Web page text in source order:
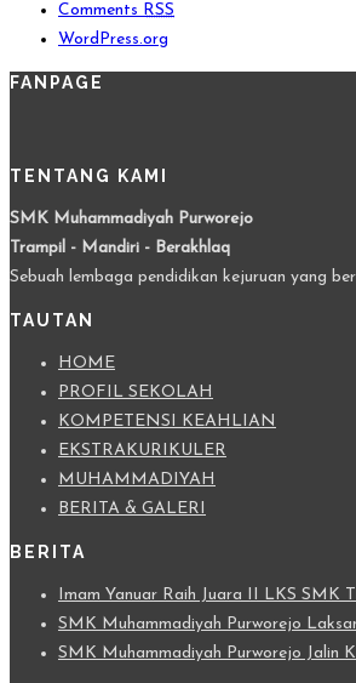
Comments RSS
WordPress.org
FANPAGE
TENTANG KAMI
SMK Muhammadiyah Purworejo
Trampil - Mandiri - Berakhlaq
Sebuah lembaga pendidikan kejuruan yang
TAUTAN
HOME
PROFIL SEKOLAH
KOMPETENSI KEAHLIAN
EKSTRAKURIKULER
MUHAMMADIYAH
BERITA & GALERI
BERITA
Imam Yanuar Raih Juara II LKS SMK
SMK Muhammadiyah Purworejo
SMK Muhammadiyah Purworejo Jalin